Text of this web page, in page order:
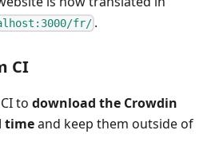
fr/ .
CI
to download the Crowdin
timeand keep them outside of